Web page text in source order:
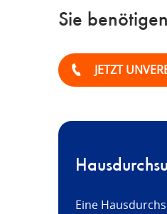
Sie
JETZT
Eine